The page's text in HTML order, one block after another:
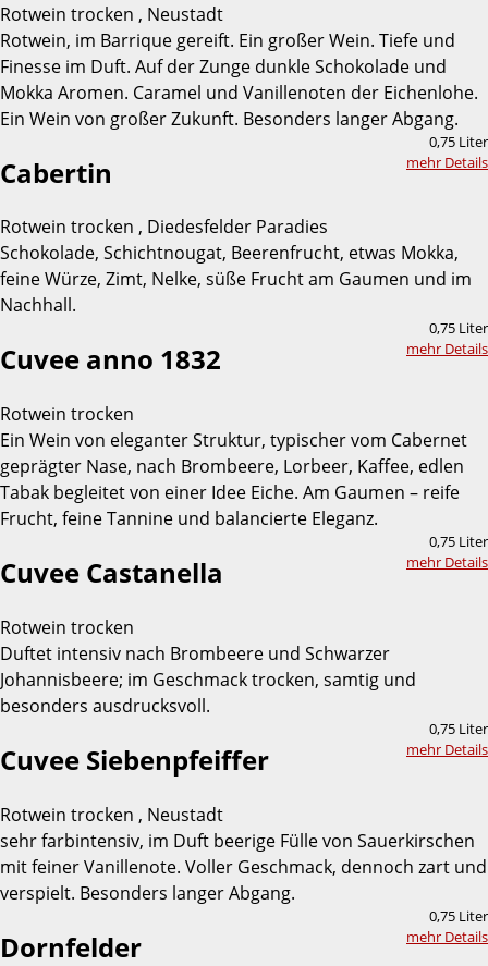
Rotwein trocken , Neustadt
Rotwein, im Barrique gereift. Ein großer Wein. Tiefe und
Finesse im Duft. Auf der Zunge dunkle Schokolade und
Mokka Aromen. Caramel und Vanillenoten der Eichenlohe.
Ein Wein von großer Zukunft. Besonders langer Abgang.
0,75 Liter
mehr Details
Cabertin
Rotwein trocken , Diedesfelder Paradies
Schokolade, Schichtnougat, Beerenfrucht, etwas Mokka,
feine Würze, Zimt, Nelke, süße Frucht am Gaumen und im
Nachhall.
0,75 Liter
mehr Details
Cuvee anno 1832
Rotwein trocken
Ein Wein von eleganter Struktur, typischer vom Cabernet
geprägter Nase, nach Brombeere, Lorbeer, Kaffee, edlen
Tabak begleitet von einer Idee Eiche. Am Gaumen – reife
Frucht, feine Tannine und balancierte Eleganz.
0,75 Liter
mehr Details
Cuvee Castanella
Rotwein trocken
Duftet intensiv nach Brombeere und Schwarzer
Johannisbeere; im Geschmack trocken, samtig und
besonders ausdrucksvoll.
0,75 Liter
mehr Details
Cuvee Siebenpfeiffer
Rotwein trocken , Neustadt
sehr farbintensiv, im Duft beerige Fülle von Sauerkirschen
mit feiner Vanillenote. Voller Geschmack, dennoch zart und
verspielt. Besonders langer Abgang.
0,75 Liter
mehr Details
Dornfelder